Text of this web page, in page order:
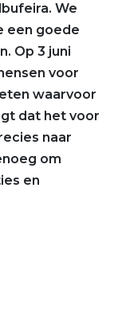
We
een goede
Op 3 juni
voor
waarvoor
dat het voor
naar
om
en